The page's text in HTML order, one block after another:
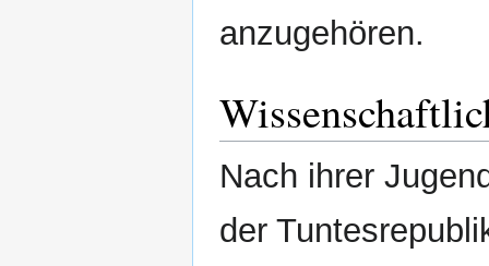
anzugehören.
Nach ihrer
der